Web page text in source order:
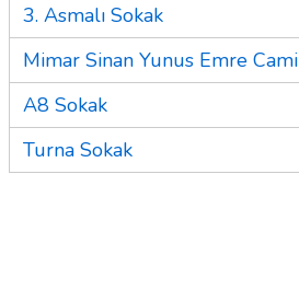
3. Asmalı Sokak
Mimar Sinan Yunus Emre Cami
A8 Sokak
Turna Sokak